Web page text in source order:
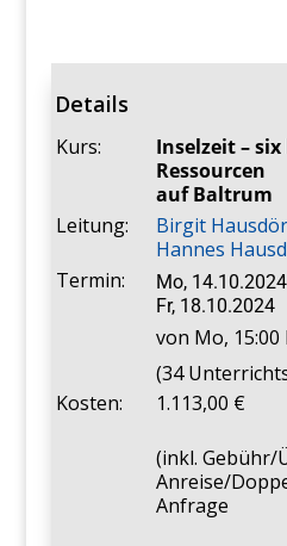
Details
Kurs:
Inselzeit –
Ressourcen
auf Baltrum
Leitung:
Birgit
Hannes
Termin:
Mo, 14.10.2024
Fr, 18.10.2024
von Mo, 15:00
(34
Kosten:
1.113,00
(inkl. Gebühr/
Anreise/
Anfrage